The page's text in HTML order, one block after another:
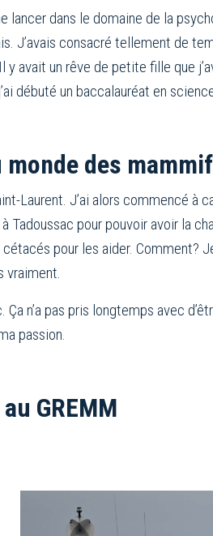
dans le domaine de la
J’avais consacré tellement de
avait un rêve de petite fille que
débuté un baccalauréat en
des
Laurent. J’ai alors commencé
pour pouvoir avoir la
pour les aider. Comment?
vraiment.
n’a pas pris longtemps avec
passion.
GREMM